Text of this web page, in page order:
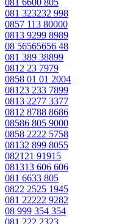
081 323232 998
0857 113 80000
0813 9299 8989
08 56565656 48
081 389 38899
0812 23 7979
0858 01 01 2004
08123 233 7899
0813 2277 3377
0812 8788 8686
08586 805 9000
0858 2222 5758
08132 899 8055
082121 91915
081313 606 606
081 6633 805
0822 2525 1945
081 22222 9282
08 999 354 354
081 222 2323